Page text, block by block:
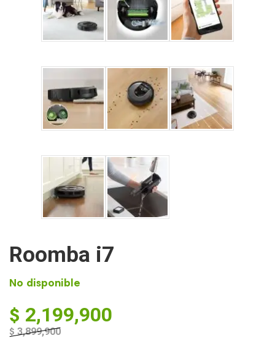
Roomba i7
No disponible
$ 3,899,900
$ 2,199,900